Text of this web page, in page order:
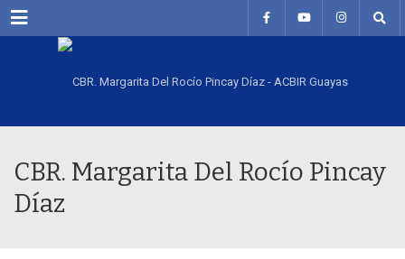
Menu
CBR. Margarita Del Rocío Pincay
Díaz